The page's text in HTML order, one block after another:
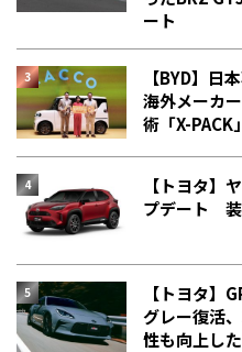
ート
【BYD】日
海外メーカ
術「X-PACK
【トヨタ】
プデート 装
【トヨタ】
グレー復活
性も向上し